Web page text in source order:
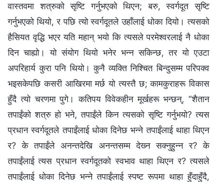
वास्तवमा शत्रुको सृष्टि गर्नुभएको थिएन; बरु, स्वर्गदूत सृष्टि
गर्नुभएको थियो, र पछि त्यो स्वर्गदूतले उहाँलाई धोका दियो। त्यसको
हैसियत वृद्धि भएर यति महान् भयो कि त्यसले परमेश्‍वरलाई नै धोका
दिन चाह्यो। यो संयोग थियो भनेर भन्‍न सकिन्छ, तर यो एउटा
अपरिहार्य कुरा पनि थियो। कुनै व्यक्ति निश्‍चित बिन्दुसम्‍म परिपक्‍व
भइसकेपछि कसरी आखिरमा मर्छ यो त्यस्तै छ; कामकुराहरू विकास
हुँदै त्यो चरणमा पुगे। कतिपय विवेकहीन मूर्खहरू भन्छन्, “शैतान
तपाईंको शत्रु हो भने, तपाईंले किन त्यसको सृष्टि गर्नुभयो? त्यस
प्रधान स्‍वर्गदूतले तपाईंलाई धोका दिनेछ भन्‍ने तपाईंलाई थाहा थिएन
र? के तपाईंले अनन्तदेखि अनन्तसम्‍म देख्‍न सक्‍नुहुन्‍न र? के
तपाईंलाई त्यस प्रधान स्‍वर्गदूतको स्वभाव थाहा थिएन र? त्यसले
तपाईंलाई धोका दिनेछ भन्‍ने तपाईंलाई स्पष्ट रूपमा थाहा हुँदाहुँदै,